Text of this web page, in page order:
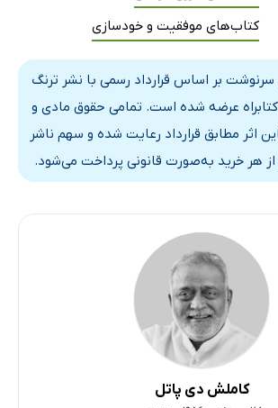
انجام دهیم؟
کنیم؟
احتراز کنیم؟
(هیجانی)
کتاب‌های موفقیت و خودسازی
بر اساس قرارداد رسمی با نشر ترنگ
عرضه شده است. تمامی حقوق مادی و
اثر مطابق قرارداد رعایت شده و سهم ناشر
هر خرید به‌صورت قانونی پرداخت می‌شود.
کاملش دی پاتل